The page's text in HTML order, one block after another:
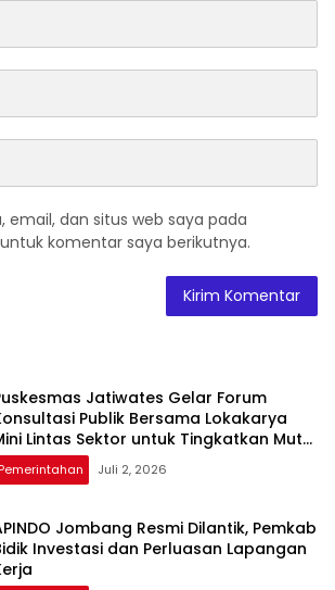
email, dan situs web saya pada
komentar saya berikutnya.
Jatiwates Gelar Forum
Publik Bersama Lokakarya
Lintas Sektor untuk Tingkatkan Mutu
Kesehatan Jombang
Pemerintahan Juli 2, 2026
Jombang Resmi Dilantik, Pemkab
Investasi dan Perluasan Lapangan